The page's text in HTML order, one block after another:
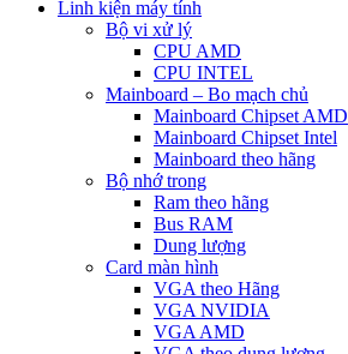
Linh kiện máy tính
Bộ vi xử lý
CPU AMD
CPU INTEL
Mainboard – Bo mạch chủ
Mainboard Chipset AMD
Mainboard Chipset Intel
Mainboard theo hãng
Bộ nhớ trong
Ram theo hãng
Bus RAM
Dung lượng
Card màn hình
VGA theo Hãng
VGA NVIDIA
VGA AMD